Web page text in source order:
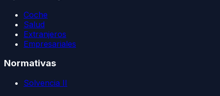
Coche
Salud
Extranjeros
Empresariales
Normativas
Solvencia II